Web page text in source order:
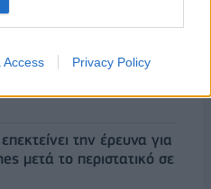
Access Privacy Policy
έντυπη όσο και σε
την έρευνα για
μετά το περιστατικό σε